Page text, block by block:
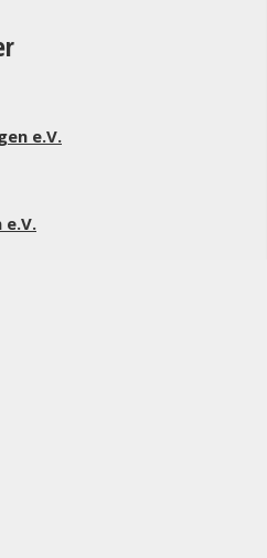
e.V.
e.V.